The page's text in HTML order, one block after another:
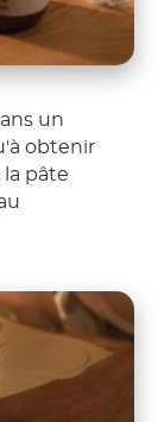
un
obtenir
la pâte